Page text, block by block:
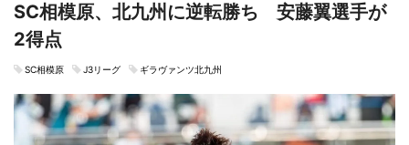
SC相模原、北九州に逆転勝ち 安藤翼選手が
2得点
SC相模原 J3リーグ ギラヴァンツ北九州